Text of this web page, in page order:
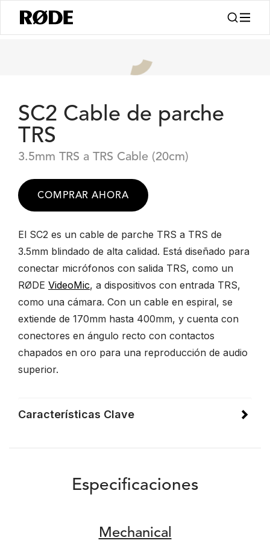
SC2 Cable de parche
TRS
3.5mm TRS a TRS Cable (20cm)
COMPRAR AHORA
El SC2 es un cable de parche TRS a TRS de
3.5mm blindado de alta calidad. Está diseñado para
conectar micrófonos con salida TRS, como un
RØDE VideoMic, a dispositivos con entrada TRS,
como una cámara. Con un cable en espiral, se
extiende de 170mm hasta 400mm, y cuenta con
conectores en ángulo recto con contactos
chapados en oro para una reproducción de audio
superior.
Características Clave
Especificaciones
Mechanical